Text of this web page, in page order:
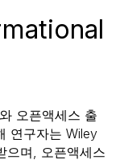
오픈액세스 출
연구자는 Wiley
으며, 오픈액세스